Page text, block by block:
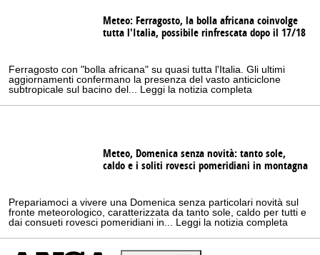
Meteo: Ferragosto, la bolla africana coinvolge
tutta l'Italia, possibile rinfrescata dopo il 17/18
Ferragosto con "bolla africana" su quasi tutta l'Italia. Gli ultimi
aggiornamenti confermano la presenza del vasto anticiclone
subtropicale sul bacino del... Leggi la notizia completa
Meteo, Domenica senza novità: tanto sole,
caldo e i soliti rovesci pomeridiani in montagna
Prepariamoci a vivere una Domenica senza particolari novità sul
fronte meteorologico, caratterizzata da tanto sole, caldo per tutti e
dai consueti rovesci pomeridiani in... Leggi la notizia completa